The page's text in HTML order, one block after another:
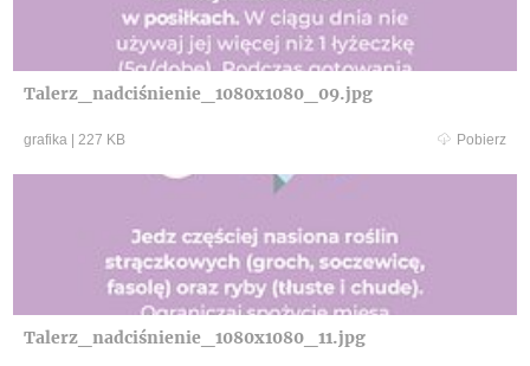
Talerz_nadciśnienie_1080x1080_09.jpg
grafika 227 KB Pobierz
Talerz_nadciśnienie_1080x1080_11.jpg